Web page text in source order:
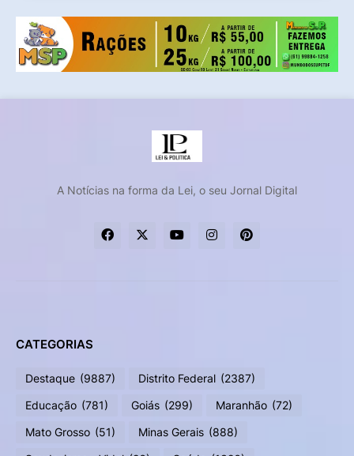
A Notícias na forma da Lei, o seu Jornal Digital
CATEGORIAS
Destaque (9887) Distrito Federal (2387)
Educação (781) Goiás (299) Maranhão (72)
Mato Grosso (51) Minas Gerais (888)